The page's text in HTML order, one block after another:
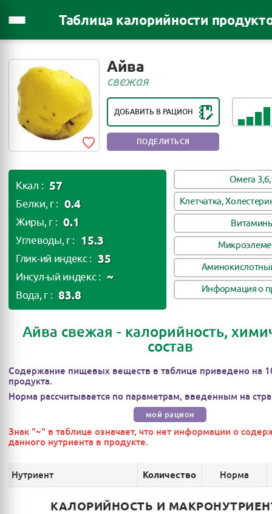
Таблица калорийности
Айва
свежая
ДОБАВИТЬ В РАЦИОН
ОЧЕНЬ ПОЛЕЗНЫЙ ПРОДУКТ
ПОДЕЛИТЬСЯ
Ккал : 57
Белки, г : 0.4
Жиры, г : 0.1
Углеводы, г : 15.3
Глик-ий индекс : 35
Инсул-ый индекс : ~
Вода, г : 83.8
Омега
Клетчатка,
Информация о
Айва свежая - калорийность,
состав
Содержание пищевых веществ в таблице приведено на
продукта.
Норма рассчитывается по параметрам, введенным на
мой рацион
Знак "~" в таблице означает, что нет информации о
данного нутриента в продукте.
Нутриент Количество Норма
КАЛОРИЙНОСТЬ И